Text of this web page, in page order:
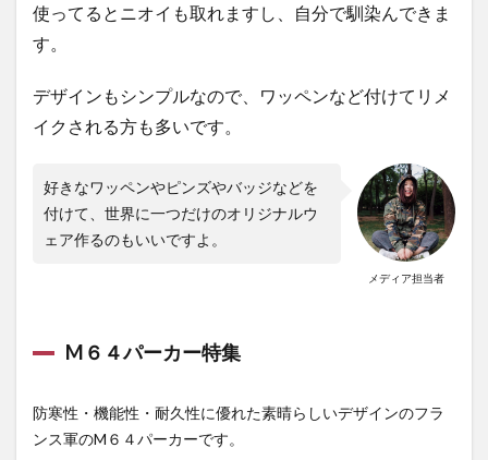
使ってるとニオイも取れますし、自分で馴染んできま
す。
デザインもシンプルなので、ワッペンなど付けてリメ
イクされる方も多いです。
メディア担当者
好きなワッペンやピンズやバッジなどを
付けて、世界に一つだけのオリジナルウ
ェア作るのもいいですよ。
M６４パーカー特集
防寒性・機能性・耐久性に優れた素晴らしいデザインのフラ
ンス軍のM６４パーカーです。